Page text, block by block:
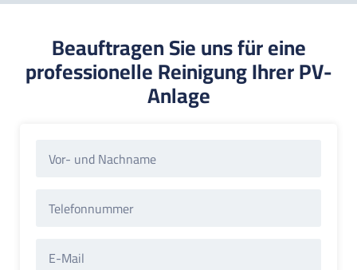
Beauftragen Sie uns für eine
professionelle Reinigung Ihrer PV-
Anlage